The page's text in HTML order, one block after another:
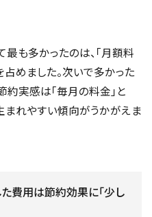
も多かったのは、「月額料
占めました。次いで多かった
約実感は「毎月の料金」と
まれやすい傾向がうかがえま
費用は節約効果に「少し